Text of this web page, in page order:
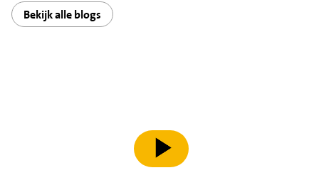
Bekijk alle blogs
speel video af